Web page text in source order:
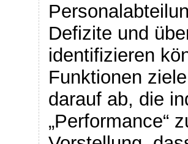
Defizite und
identifizieren
Funktionen
darauf ab, die
„Performance“